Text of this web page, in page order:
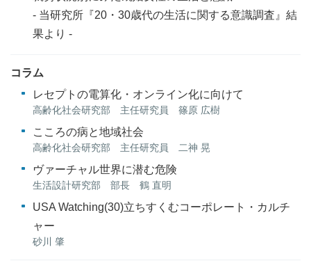
- 当研究所『20・30歳代の生活に関する意識調査』結
果より -
コラム
レセプトの電算化・オンライン化に向けて
高齢化社会研究部 主任研究員 篠原 広樹
こころの病と地域社会
高齢化社会研究部 主任研究員 二神 晃
ヴァーチャル世界に潜む危険
生活設計研究部 部長 鶴 直明
USA Watching(30)立ちすくむコーポレート・カルチ
ャー
砂川 肇